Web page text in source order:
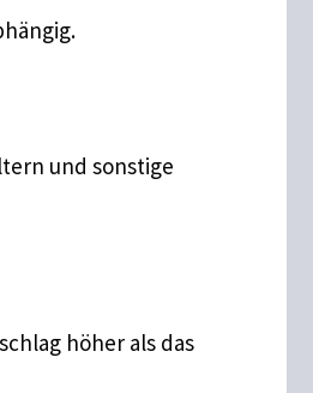
und sonstige
höher als das